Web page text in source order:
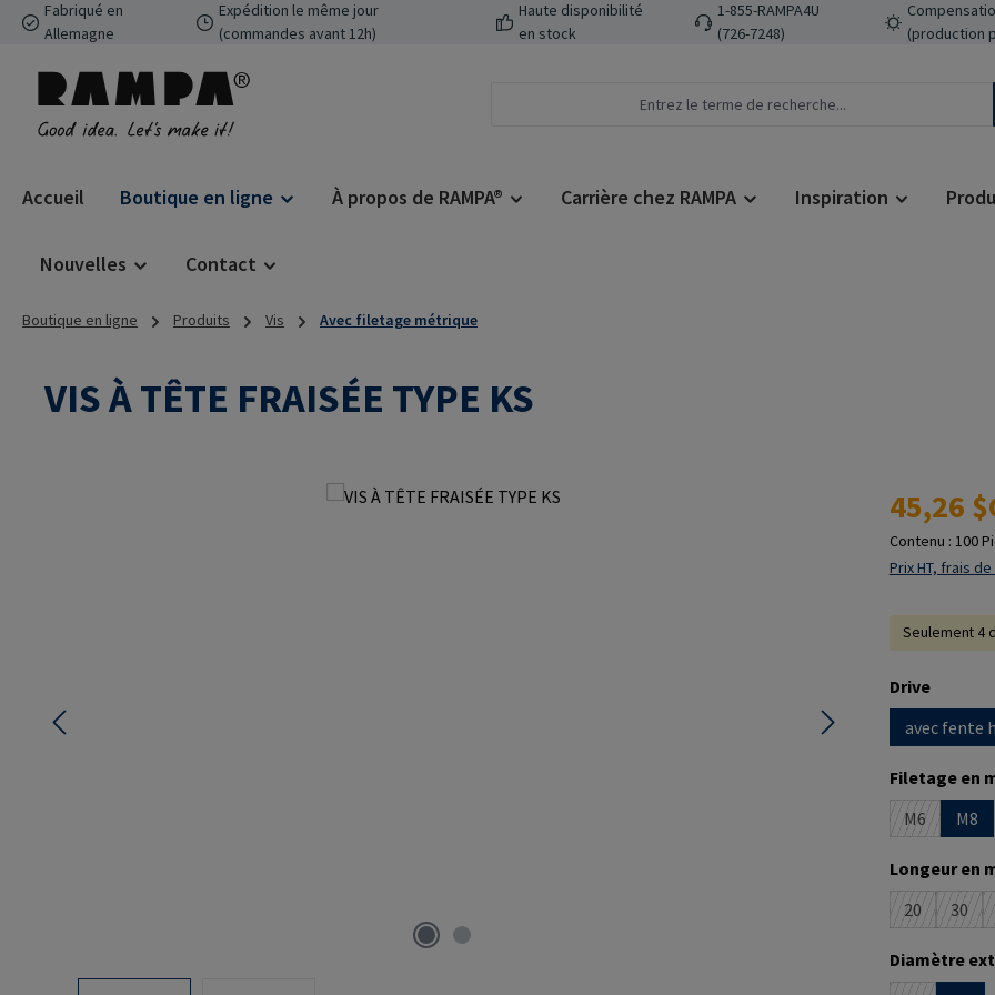
au contenu principal
Passer à la recherche
Passer à la navigation principale
Fabriqué en
Allemagne
Expédition le même jour
(commandes avant 12h)
Haute disponibilité
en stock
1-855-RAMPA4U
(726-7248)
(production
Accueil Boutique en ligne À propos de RAMPA® Carrière chez RAMPA Inspiration
Nouvelles Contact
Boutique en ligne Produits Vis Avec filetage métrique
VIS À TÊTE FRAISÉE TYPE KS
Prix régulier :
45,26
Contenu : 100
Prix HT, frais
Seulement 4
Sélectionnez
Drive
avec fente
Filetage en
M6
(Cette
M8
Longeur en
20
(Cette
30
Diamètre